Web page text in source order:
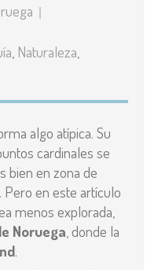
, Naturaleza,
algo atípica. Su
cardinales se
bien en zona de
Pero en este artículo
menos explorada,
Noruega, donde la
.